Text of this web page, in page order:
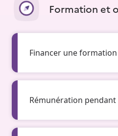
Formation et
Financer une formation
Rémunération